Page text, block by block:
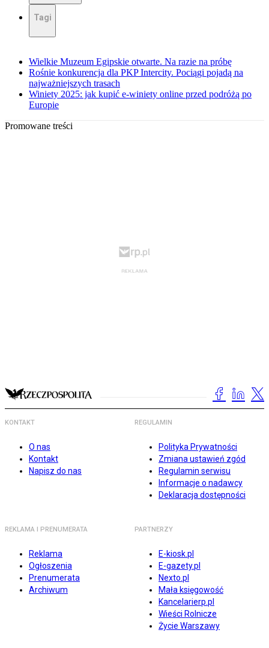
Tagi
Wielkie Muzeum Egipskie otwarte. Na razie na próbę
Rośnie konkurencja dla PKP Intercity. Pociągi pojadą na
najważniejszych trasach
Winiety 2025: jak kupić e-winiety online przed podróżą po
Europie
Promowane treści
KONTAKT
O nas
Kontakt
Napisz do nas
REGULAMIN
Polityka Prywatności
Zmiana ustawień zgód
Regulamin serwisu
Informacje o nadawcy
Deklaracja dostępności
REKLAMA I PRENUMERATA
Reklama
Ogłoszenia
Prenumerata
Archiwum
PARTNERZY
E-kiosk.pl
E-gazety.pl
Nexto.pl
Mała księgowość
Kancelarierp.pl
Wieści Rolnicze
Życie Warszawy